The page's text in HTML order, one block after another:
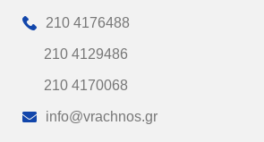
210 4176488
210 4129486
210 4170068
info@vrachnos.gr